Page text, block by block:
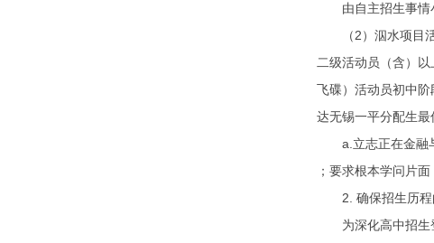
由自主招生事情小
（2）泅水项目活
二级活动员（含）
飞碟）活动员初中
达无锡一平分配生最
a.立志正在金融与
；要求根本学问片
2. 确保招生历程的
为深化高中招生登